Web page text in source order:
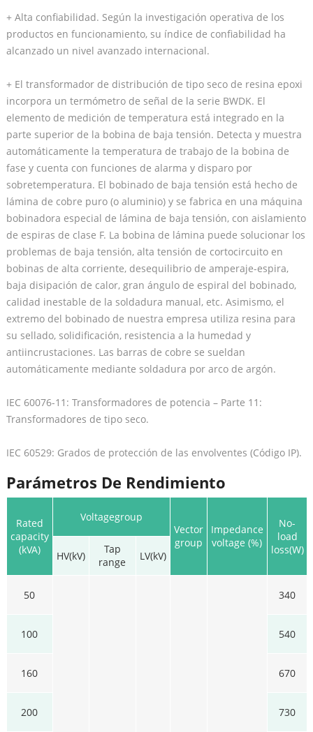
+ Alta confiabilidad. Según la investigación operativa de los
productos en funcionamiento, su índice de confiabilidad ha
alcanzado un nivel avanzado internacional.
+ El transformador de distribución de tipo seco de resina epoxi
incorpora un termómetro de señal de la serie BWDK. El
elemento de medición de temperatura está integrado en la
parte superior de la bobina de baja tensión. Detecta y muestra
automáticamente la temperatura de trabajo de la bobina de
fase y cuenta con funciones de alarma y disparo por
sobretemperatura. El bobinado de baja tensión está hecho de
lámina de cobre puro (o aluminio) y se fabrica en una máquina
bobinadora especial de lámina de baja tensión, con aislamiento
de espiras de clase F. La bobina de lámina puede solucionar los
problemas de baja tensión, alta tensión de cortocircuito en
bobinas de alta corriente, desequilibrio de amperaje-espira,
baja disipación de calor, gran ángulo de espiral del bobinado,
calidad inestable de la soldadura manual, etc. Asimismo, el
extremo del bobinado de nuestra empresa utiliza resina para
su sellado, solidificación, resistencia a la humedad y
antiincrustaciones. Las barras de cobre se sueldan
automáticamente mediante soldadura por arco de argón.
IEC 60076-11: Transformadores de potencia – Parte 11:
Transformadores de tipo seco.
IEC 60529: Grados de protección de las envolventes (Código IP).
Parámetros De Rendimiento
Rated
capacity
(kVA)
Voltagegroup
Vector
group
Impedance
voltage (%)
No-
load
loss(W)
HV(kV)
Tap
range
LV(kV)
50 340
100 540
160 670
200 730